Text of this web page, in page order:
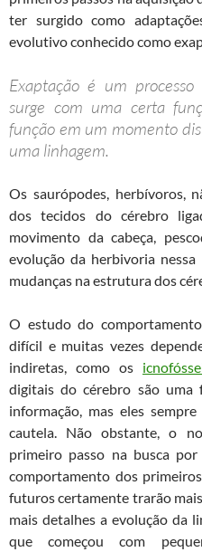
ter surgido como
evolutivo conhecido como
Exaptação é um
surge com uma certa
função em um momento
uma linhagem.
Os saurópodes, herbívoros,
dos tecidos do cérebro
movimento da cabeça,
evolução da herbivoria
mudanças na estrutura dos
O estudo do
difícil e muitas vezes
indiretas, como os
digitais do cérebro são
informação, mas eles
cautela. Não obstante, o
primeiro passo na busca
comportamento dos
futuros certamente trarão
mais detalhes a evolução da
que começou com